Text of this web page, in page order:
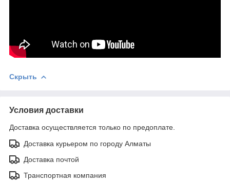
Скрыть
Условия доставки
Доставка осуществляется только по предоплате.
Доставка курьером по городу Алматы
Доставка почтой
Транспортная компания